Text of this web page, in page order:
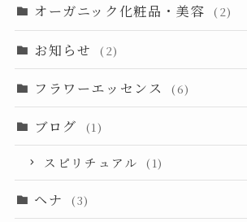
オーガニック化粧品・美容 (2)
お知らせ (2)
フラワーエッセンス (6)
ブログ (1)
スピリチュアル (1)
ヘナ (3)